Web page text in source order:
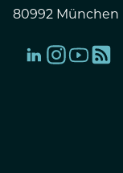
80992 München